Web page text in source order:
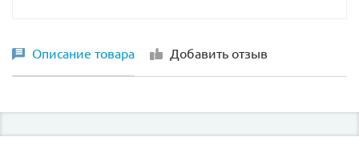
Описание товара Добавить отзыв